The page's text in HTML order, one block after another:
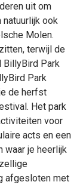
uit om
natuurlijk ook
Molen.
terwijl de
BillyBird Park
Park
de herfst
Het park
voor
acts en een
waar je heerlijk
afgesloten met